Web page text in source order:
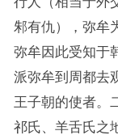
邾有仇），弥牟
弥牟因此受知于
派弥牟到周都去
王子朝的使者。
祁氏、羊舌氏之